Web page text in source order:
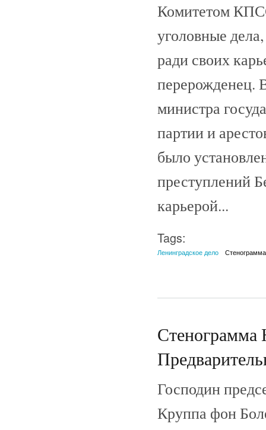
Комитетом
уголовные
ради своих
перерожденец.
министра
партии и
было
преступлений
карьерой...
Tags:
Ленинградское дело Стенограмма
Стенограмма
Господин
Круппа фон